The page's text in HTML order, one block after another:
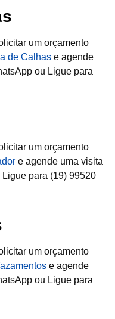
um orçamento
de Calhas e agende
ou Ligue para
um orçamento
e agende uma visita
para (19) 99520
um orçamento
e agende
ou Ligue para